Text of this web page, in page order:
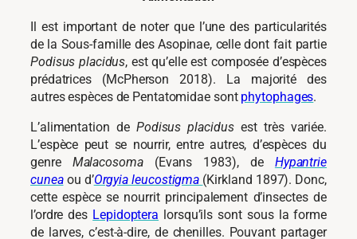
Il est important de noter que l’une des particularités
de la Sous-famille des Asopinae, celle dont fait partie
Podisus placidus, est qu’elle est composée d’espèces
prédatrices (McPherson 2018). La majorité des
autres espèces de Pentatomidae sont phytophages.
L’alimentation de Podisus placidusest très variée.
L’espèce peut se nourrir, entre autres, d’espèces du
genre Malacosoma(Evans 1983), de Hypantrie
cuneaou d’Orgyia leucostigma (Kirkland 1897). Donc,
cette espèce se nourrit principalement d’insectes de
l’ordre des Lepidoptera lorsqu’ils sont sous la forme
de larves, c’est-à-dire, de chenilles. Pouvant partager